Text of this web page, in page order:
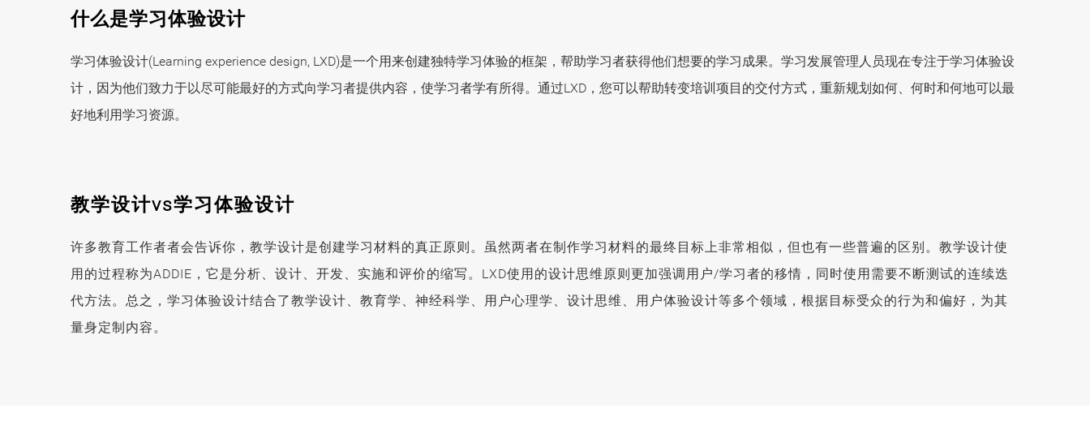
什么是学习体验设计
学习体验设计(Learning experience design, LXD)是一个用来创建独特学习体验的框架，帮助学习者获得他们想要的学习成果。学习发展管理人员现在专注于学习体验设
计，因为他们致力于以尽可能最好的方式向学习者提供内容，使学习者学有所得。通过LXD，您可以帮助转变培训项目的交付方式，重新规划如何、何时和何地可以最
好地利用学习资源。
教学设计vs学习体验设计
许多教育工作者者会告诉你，教学设计是创建学习材料的真正原则。虽然两者在制作学习材料的最终目标上非常相似，但也有一些普遍的区别。教学设计使
用的过程称为ADDIE，它是分析、设计、开发、实施和评价的缩写。LXD使用的设计思维原则更加强调用户/学习者的移情，同时使用需要不断测试的连续迭
代方法。总之，学习体验设计结合了教学设计、教育学、神经科学、用户心理学、设计思维、用户体验设计等多个领域，根据目标受众的行为和偏好，为其
量身定制内容。